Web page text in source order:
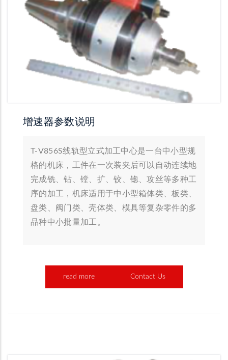
增速器参数说明
T-V856S线轨型立式加工中心是一台中小型规
格的机床，工件在一次装夹后可以自动连续地
完成铣、钻、镗、扩、铰、锪、攻丝等多种工
序的加工，机床适用于中小型箱体类、板类、
盘类、阀门类、壳体类、模具等复杂零件的多
品种中小批量加工。
read more Contact Us